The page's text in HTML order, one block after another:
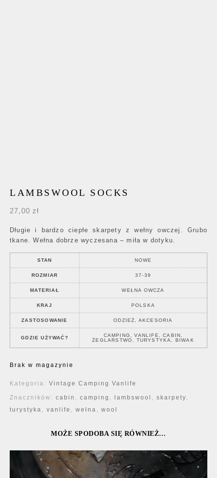
LAMBSWOOL SOCKS
27,00 zł
Długie i bardzo ciepłe skarpety z wełny owczej. Grubo
tkane. Wełna dobrze wyczesana – miła w dotyku.
STAN NOWE
ROZMIAR 37-39
MATERIAŁ WEŁNA OWCZA
KRAJ POLSKA
ZASTOSOWANIE ODZIEŻ, AKCESORIA
GDZIE UŻYWAĆ?
CAMPING, VANLIFE, CABIN,
ŻEGLARSTWO, TURYSTYKA, BIWAK
Brak w magazynie
Kategoria: Vintage Camping Vanlife
Znaczników: cabin , camping , lambswool , skarpety,
turystyka , vanlife , wełna , wool
MOŻE SPODOBA SIĘ RÓWNIEŻ…